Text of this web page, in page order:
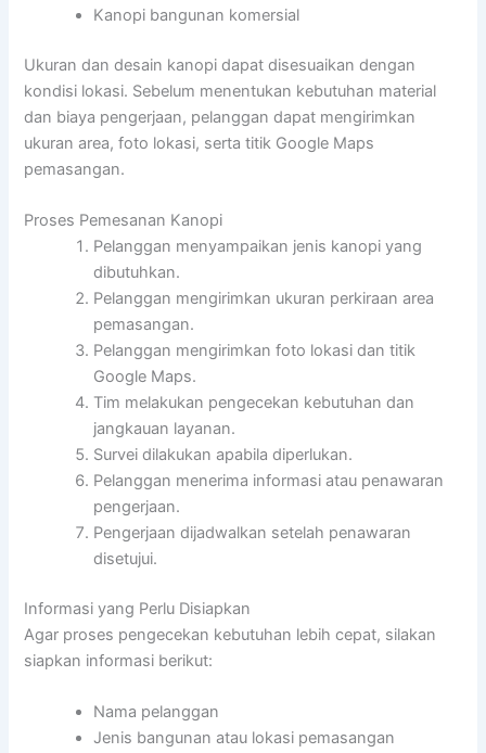
Kanopi bangunan komersial
Ukuran dan desain kanopi dapat disesuaikan dengan
kondisi lokasi. Sebelum menentukan kebutuhan material
dan biaya pengerjaan, pelanggan dapat mengirimkan
ukuran area, foto lokasi, serta titik Google Maps
pemasangan.
Proses Pemesanan Kanopi
Pelanggan menyampaikan jenis kanopi yang
dibutuhkan.
Pelanggan mengirimkan ukuran perkiraan area
pemasangan.
Pelanggan mengirimkan foto lokasi dan titik
Google Maps.
Tim melakukan pengecekan kebutuhan dan
jangkauan layanan.
Survei dilakukan apabila diperlukan.
Pelanggan menerima informasi atau penawaran
pengerjaan.
Pengerjaan dijadwalkan setelah penawaran
disetujui.
Informasi yang Perlu Disiapkan
Agar proses pengecekan kebutuhan lebih cepat, silakan
siapkan informasi berikut:
Nama pelanggan
Jenis bangunan atau lokasi pemasangan